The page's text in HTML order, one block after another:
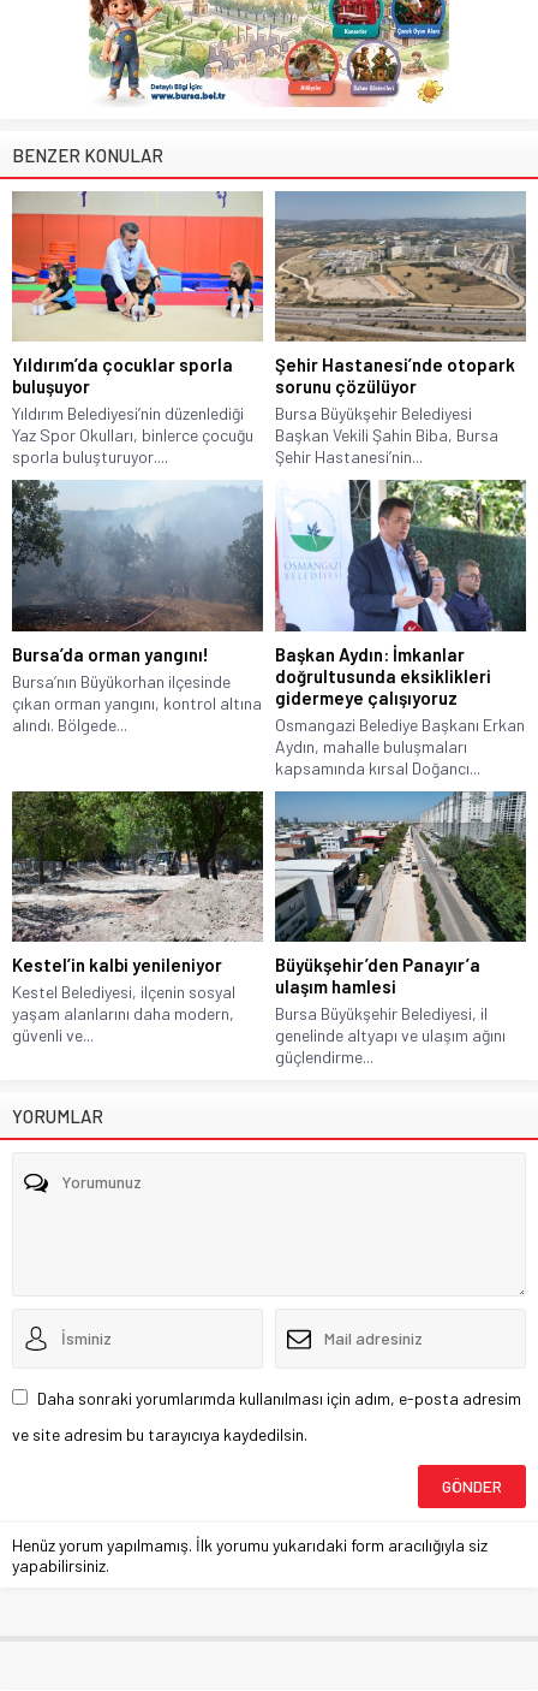
BENZER KONULAR
Yıldırım’da çocuklar sporla
buluşuyor
Yıldırım Belediyesi’nin düzenlediği
Yaz Spor Okulları, binlerce çocuğu
sporla buluşturuyor....
Şehir Hastanesi’nde otopark
sorunu çözülüyor
Bursa Büyükşehir Belediyesi
Başkan Vekili Şahin Biba, Bursa
Şehir Hastanesi’nin...
Bursa’da orman yangını!
Bursa’nın Büyükorhan ilçesinde
çıkan orman yangını, kontrol altına
alındı. Bölgede...
Başkan Aydın: İmkanlar
doğrultusunda eksiklikleri
gidermeye çalışıyoruz
Osmangazi Belediye Başkanı Erkan
Aydın, mahalle buluşmaları
kapsamında kırsal Doğancı...
Kestel’in kalbi yenileniyor
Kestel Belediyesi, ilçenin sosyal
yaşam alanlarını daha modern,
güvenli ve...
Büyükşehir’den Panayır’a
ulaşım hamlesi
Bursa Büyükşehir Belediyesi, il
genelinde altyapı ve ulaşım ağını
güçlendirme...
YORUMLAR
Daha sonraki yorumlarımda kullanılması için adım, e-posta adresim
ve site adresim bu tarayıcıya kaydedilsin.
Henüz yorum yapılmamış. İlk yorumu yukarıdaki form aracılığıyla siz
yapabilirsiniz.